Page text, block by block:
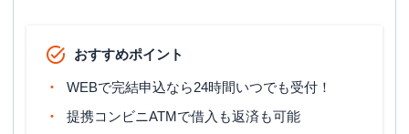
おすすめポイント
WEBで完結申込なら24時間いつでも受付！
提携コンビニATMで借入も返済も可能